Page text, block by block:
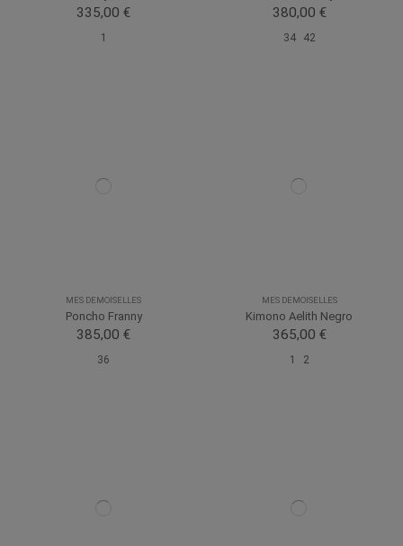
335,00 €
1
380,00 €
34 42
MES DEMOISELLES
Poncho Franny
385,00 €
36
MES DEMOISELLES
Kimono Aelith Negro
365,00 €
1 2